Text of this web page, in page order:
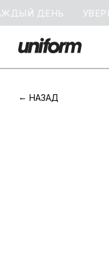
ДЕНЬ
НАЗАД